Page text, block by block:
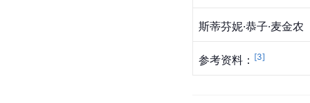
斯蒂芬妮·恭子·麦金
参考资料： [3]